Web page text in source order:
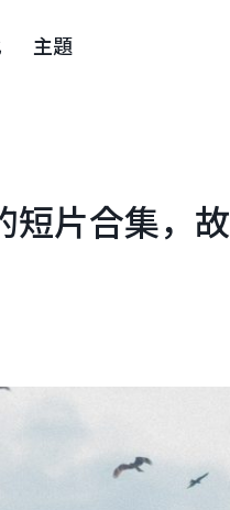
主題
短片合集，故